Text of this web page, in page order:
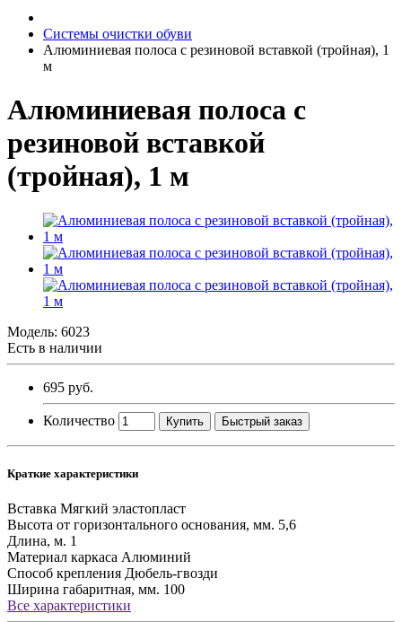
Системы очистки обуви
Алюминиевая полоса с резиновой вставкой (тройная), 1
м
Алюминиевая полоса с
резиновой вставкой
(тройная), 1 м
Модель: 6023
Есть в наличии
695 руб.
Количество Купить Быстрый заказ
Краткие характеристики
Вставка Мягкий эластопласт
Высота от горизонтального основания, мм. 5,6
Длина, м. 1
Материал каркаса Алюминий
Способ крепления Дюбель-гвозди
Ширина габаритная, мм. 100
Все характеристики